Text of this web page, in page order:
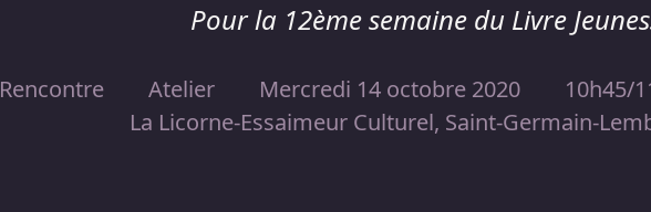
Pour la 12ème semaine du Livre
Rencontre Atelier Mercredi 14 octobre 2020
10h45/
La Licorne-Essaimeur Culturel, Saint-Germain-